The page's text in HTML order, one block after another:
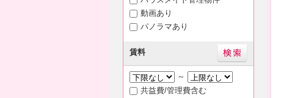
動画あり
パノラマあり
賃料
～
共益費/管理費含む